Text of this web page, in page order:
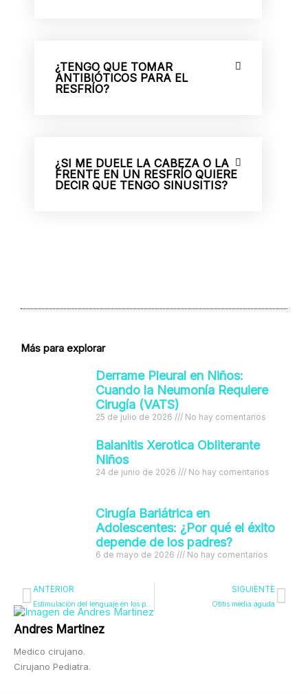
Andres Martinez
Medico cirujano.
Cirujano Pediatra.
¿TENGO QUE TOMAR
ANTIBIÓTICOS PARA EL
RESFRÍO?
¿SI ME DUELE LA CABEZA O LA
FRENTE EN UN RESFRÍO QUIERE
DECIR QUE TENGO SINUSITIS?
Más para explorar
Derrame Pleural en Niños:
Cuando la Neumonía Requiere
Cirugía (VATS)
25 de julio de 2026 No hay comentarios
Balanitis Xerotica Obliterante
Niños
24 de junio de 2026 No hay comentarios
Cirugía Bariátrica en
Adolescentes: ¿Por qué el éxito
depende de los padres?
6 de mayo de 2026 No hay comentarios
Ant
ANTERIOR SIGUIENTE
Otitis media aguda